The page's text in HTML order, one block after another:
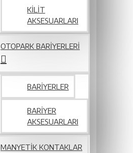
KILIT
AKSESUARLARI
OTOPARK BARIYERLERI
BARIYERLER
BARIYER
AKSESUARLARI
MANYETIK KONTAKLAR